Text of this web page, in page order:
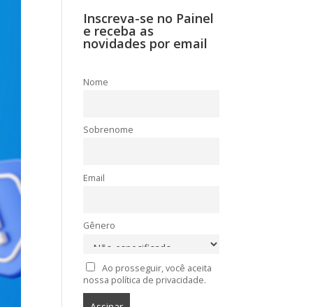
Inscreva-se no Painel
e receba as
novidades por email
Nome
Sobrenome
Email
Gênero
Ao prosseguir, você aceita
nossa política de privacidade.